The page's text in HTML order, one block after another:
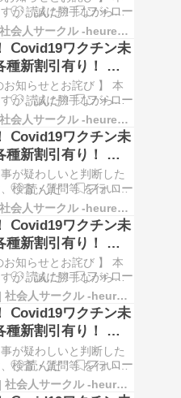
会人サークル イベ
が、誠に勝手ながら中
。 今回は、男性のお申
たものの、女性のお申
つ、１名様のキャンセ
日までに男女比を一定
難と判断し、やむなく
ブログ | 社会人サークル -heureux- ルルー
Ⅽovid19ワクチン未
種新割引有り！ 八
ン レストラン バー
飲み放題付きの食事
クル イベントの告
お知らせとお詫び 】 本
が、誠に勝手ながら中
。 今回は、男性のお申
のの、女性のお申込み
名様のキャンセルも出
に男女比を一定以内に
断し、やむなく中止と
ブログ | 社会人サークル -heureux- ルルー
Ⅽovid19ワクチン未
種新割引有り！ 八
ン レストラン バー
飲み放題付きの食事
クル イベントの告
が疑わしいと判断した
検査・質問等 を行いま
】 本イベントは、
接種者限定の食事会で
雨天であっても雨に濡
ん。 会場は、半個室な
気にならないと思いま…
ブログ | 社会人サークル -heureux- ルルー
Ⅽovid19ワクチン未
種新割引有り！ 六
ン レストラン バー
会人サークル イベ
お知らせとお詫び 】 本
が、誠に勝手ながら中
。 今回は、男性は満員
込みが少なく、男女比
、当日までに男女比を
は困難と判断し、残念
す。 何卒、ご理解を頂
ブログ | 社会人サークル -heureux- ルルー
Ⅽovid19ワクチン未
種新割引有り！ 六
ン レストラン バー
会人サークル イベ
が疑わしいと判断した
検査・質問等 を行いま
】 本イベントは、
接種者限定の食事会で
ブログ | 社会人サークル -heureux- ルルー